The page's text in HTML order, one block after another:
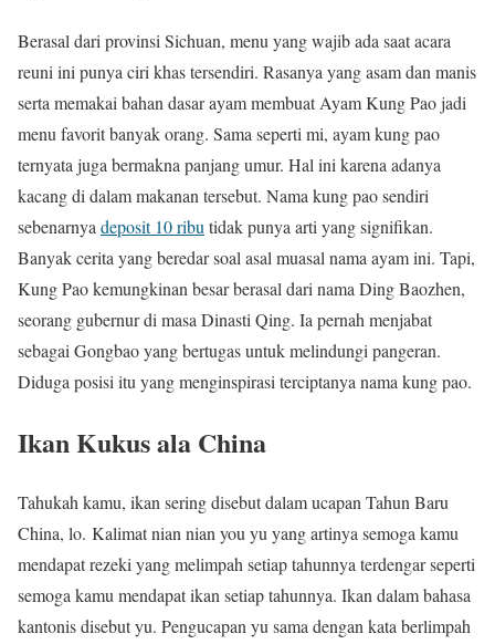
Berasal dari provinsi Sichuan, menu yang wajib ada saat acara
reuni ini punya ciri khas tersendiri. Rasanya yang asam dan manis
serta memakai bahan dasar ayam membuat Ayam Kung Pao jadi
menu favorit banyak orang. Sama seperti mi, ayam kung pao
ternyata juga bermakna panjang umur. Hal ini karena adanya
kacang di dalam makanan tersebut. Nama kung pao sendiri
sebenarnya deposit 10 ribu tidak punya arti yang signifikan.
Banyak cerita yang beredar soal asal muasal nama ayam ini. Tapi,
Kung Pao kemungkinan besar berasal dari nama Ding Baozhen,
seorang gubernur di masa Dinasti Qing. Ia pernah menjabat
sebagai Gongbao yang bertugas untuk melindungi pangeran.
Diduga posisi itu yang menginspirasi terciptanya nama kung pao.
Ikan Kukus ala China
Tahukah kamu, ikan sering disebut dalam ucapan Tahun Baru
China, lo. Kalimat nian nian you yu yang artinya semoga kamu
mendapat rezeki yang melimpah setiap tahunnya terdengar seperti
semoga kamu mendapat ikan setiap tahunnya. Ikan dalam bahasa
kantonis disebut yu. Pengucapan yu sama dengan kata berlimpah